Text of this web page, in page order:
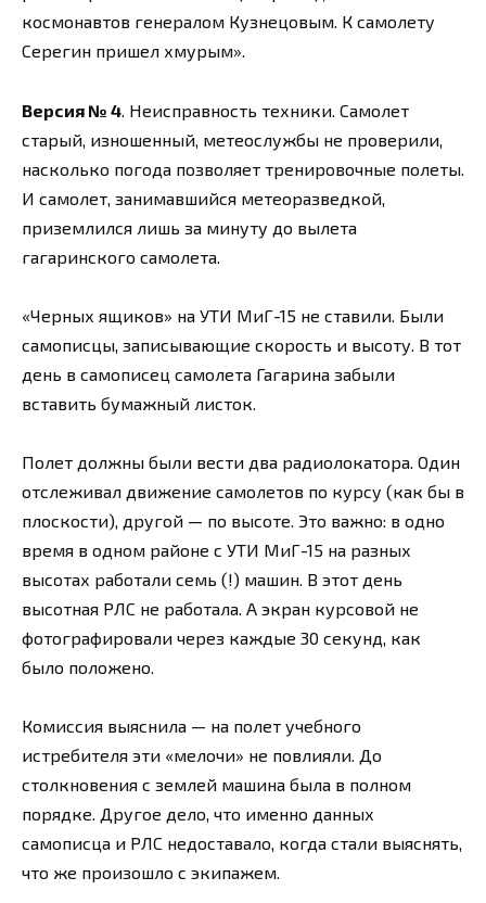
космонавтов генералом Кузнецовым. К самолету
Серегин пришел хмурым».
Версия № 4 . Неисправность техники. Самолет
старый, изношенный, метеослужбы не проверили,
насколько погода позволяет тренировочные полеты.
И самолет, занимавшийся метеоразведкой,
приземлился лишь за минуту до вылета
гагаринского самолета.
«Черных ящиков» на УТИ МиГ-15 не ставили. Были
самописцы, записывающие скорость и высоту. В тот
день в самописец самолета Гагарина забыли
вставить бумажный листок.
Полет должны были вести два радиолокатора. Один
отслеживал движение самолетов по курсу (как бы в
плоскости), другой — по высоте. Это важно: в одно
время в одном районе с УТИ МиГ-15 на разных
высотах работали семь (!) машин. В этот день
высотная РЛС не работала. А экран курсовой не
фотографировали через каждые 30 секунд, как
было положено.
Комиссия выяснила — на полет учебного
истребителя эти «мелочи» не повлияли. До
столкновения с землей машина была в полном
порядке. Другое дело, что именно данных
самописца и РЛС недоставало, когда стали выяснять,
что же произошло с экипажем.